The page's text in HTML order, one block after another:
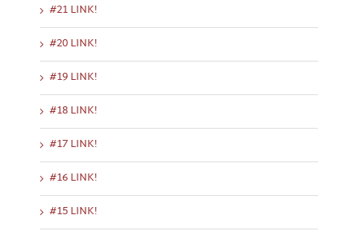
#21 LINK!
#20 LINK!
#19 LINK!
#18 LINK!
#17 LINK!
#16 LINK!
#15 LINK!